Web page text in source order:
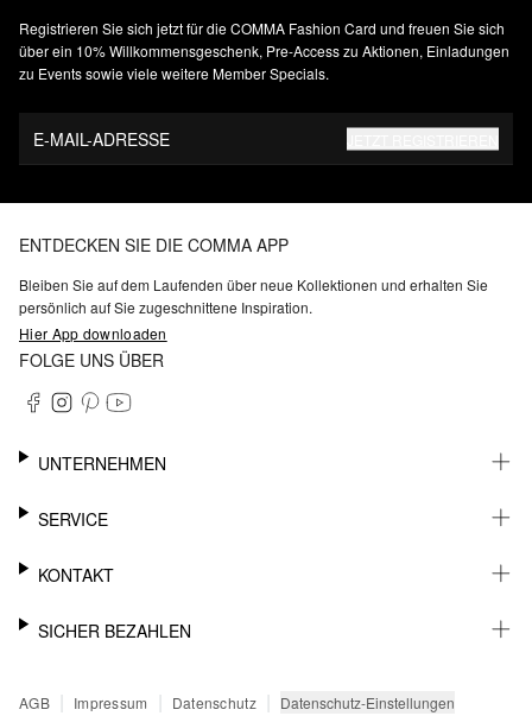
Registrieren Sie sich jetzt für die COMMA Fashion Card und freuen Sie sich
über ein 10% Willkommensgeschenk, Pre-Access zu Aktionen, Einladungen
zu Events sowie viele weitere Member Specials.
E-MAIL-ADRESSE
ENTDECKEN SIE DIE COMMA APP
Bleiben Sie auf dem Laufenden über neue Kollektionen und erhalten Sie
persönlich auf Sie zugeschnittene Inspiration.
Hier App downloaden
FOLGE UNS ÜBER
UNTERNEHMEN
KARRIERE
BARRIEREFREIHEIT
SERVICE
WHATSAPP
MEIN KONTO
SENDUNGSVERFOLGUNG
KONTAKT
SUPPORT
SICHER BEZAHLEN
PAYPAL
AGB | Impressum | Datenschutz | Datenschutz-Einstellungen